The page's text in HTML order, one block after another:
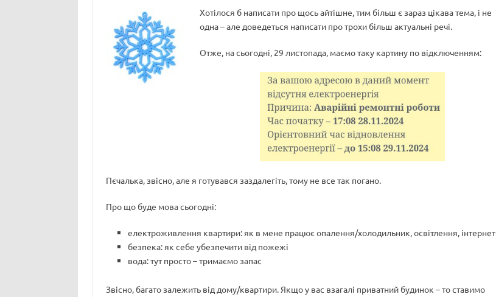
Хотілося б написати про щось айтішне, тим більш є зараз цікава тема, і не
одна – але доведеться написати про трохи більш актуальні речі.
Отже, на сьогодні, 29 листопада, маємо таку картину по відключенням:
Пєчалька, звісно, але я готувався заздалегіть, тому не все так погано.
Про що буде мова сьогодні:
електроживлення квартири: як в мене працює опалення/холодильник, освітлення, інтернет
безпека: як себе убезпечити від пожежі
вода: тут просто – тримаємо запас
Звісно, багато залежить від дому/квартири. Якщо у вас взагалі приватний будинок – то ставимо